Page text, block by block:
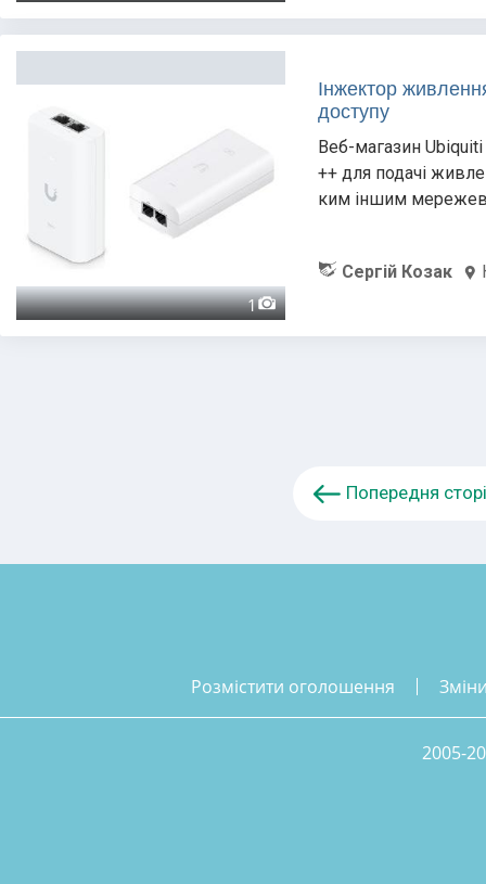
1
Інжектор
доступу
Веб-магазин
++ для подачі
ким іншим
Сергій Козак
Попередня
розмістити оголошення
2005-